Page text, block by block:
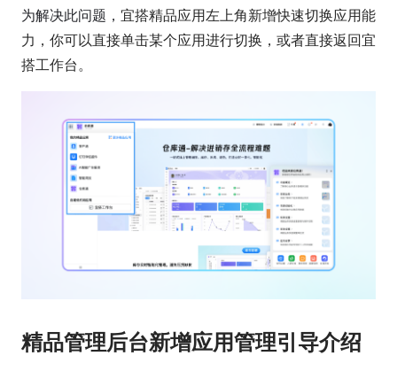
为解决此问题， 宜搭精品应用左上角新增快速切换应用能
力，你可以直接单击某个应用进行切换，或者直接返回宜
搭工作台。
精品管理后台新增应用管理引导介绍